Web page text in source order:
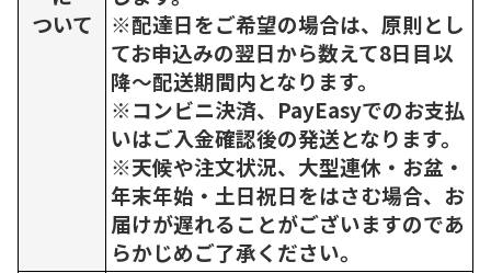
ついて
※配達日をご希望の場合は、原則とし
てお申込みの翌日から数えて8日目以
降～配送期間内となります。
※コンビニ決済、PayEasyでのお支払
いはご入金確認後の発送となります。
※天候や注文状況、大型連休・お盆・
年末年始・土日祝日をはさむ場合、お
届けが遅れることがございますのであ
らかじめご了承ください。